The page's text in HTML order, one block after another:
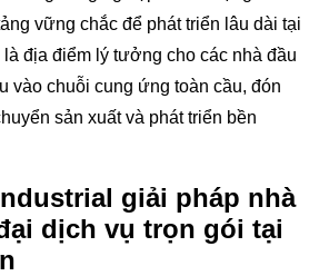
vững chắc để phát triển lâu dài tại
địa điểm lý tưởng cho các nhà đầu
vào chuỗi cung ứng toàn cầu, đón
sản xuất và phát triển bền
giải pháp nhà
dịch vụ trọn gói tại